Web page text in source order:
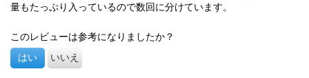
量もたっぷり入っているので数回に分けています。
このレビューは参考になりましたか？
はい いいえ